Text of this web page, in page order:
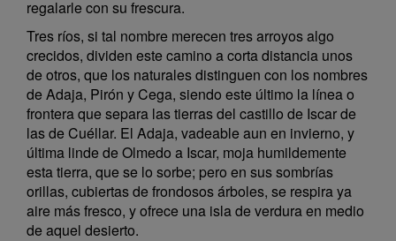
regalarle con su frescura.
Tres ríos, si tal nombre merecen tres arroyos algo
crecidos, dividen este camino a corta distancia unos
de otros, que los naturales distinguen con los nombres
de Adaja, Pirón y Cega, siendo este último la línea o
frontera que separa las tierras del castillo de Iscar de
las de Cuéllar. El Adaja, vadeable aun en invierno, y
última linde de Olmedo a Iscar, moja humildemente
esta tierra, que se lo sorbe; pero en sus sombrías
orillas, cubiertas de frondosos árboles, se respira ya
aire más fresco, y ofrece una isla de verdura en medio
de aquel desierto.